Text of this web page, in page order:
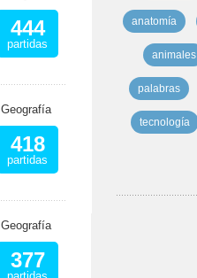
444
partidas
Geografía
418
partidas
Geografía
377
anatomía
animales
palabras
tecnología